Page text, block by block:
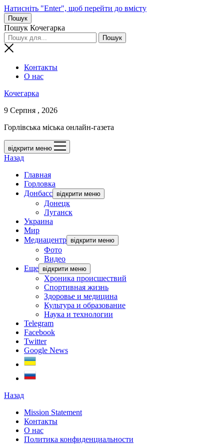
Натисніть "Enter", щоб перейти до вмісту
Пошук
Пошук Кочегарка
Контакты
О нас
Кочегарка
9 Серпня , 2026
Горлівська міська онлайн-газета
відкрити меню
Назад
Главная
Горловка
Донбасс відкрити меню
Донецк
Луганск
Украина
Мир
Медиацентр відкрити меню
Фото
Видео
Еще відкрити меню
Хроника происшествий
Спортивная жизнь
Здоровье и медицина
Культура и образование
Наука и технологии
Telegram
Facebook
Twitter
Google News
Назад
Mission Statement
Контакты
О нас
Политика конфиденциальности